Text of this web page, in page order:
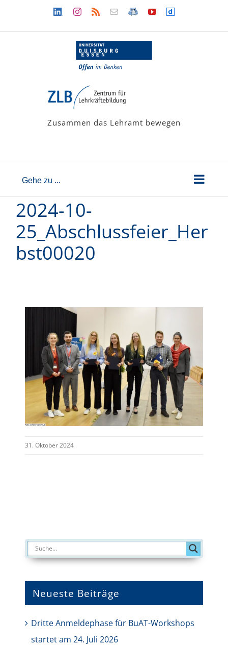
LinkedinInstagram
Rss Newsletter
LehramtsWiki
YouTubeDailymotion
Zusammen das Lehramt bewegen
Gehe zu ...
2024-10-
25_Abschlussfeier_Her
bst00020
31. Oktober 2024
Neueste Beiträge
Dritte Anmeldephase für BuAT-Workshops
startet am 24. Juli 2026